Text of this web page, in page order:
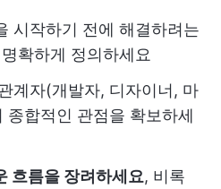
시작하기 전에 해결하려는
확하게 정의하세요
계자(개발자, 디자이너, 마
종합적인 관점을 확보하세
흐름을 장려하세요, 비록